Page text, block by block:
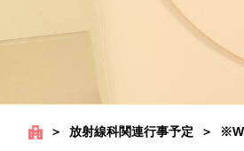
＞ 放射線科関連行事予定 ＞